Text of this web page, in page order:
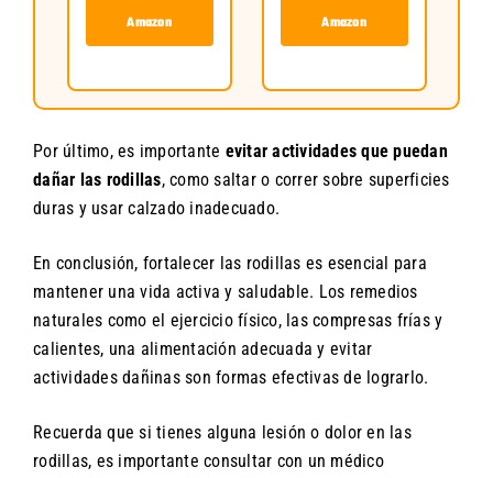
Amazon
Amazon
Por último, es importante evitar actividades que puedan
dañar las rodillas, como saltar o correr sobre superficies
duras y usar calzado inadecuado.
En conclusión, fortalecer las rodillas es esencial para
mantener una vida activa y saludable. Los remedios
naturales como el ejercicio físico, las compresas frías y
calientes, una alimentación adecuada y evitar
actividades dañinas son formas efectivas de lograrlo.
Recuerda que si tienes alguna lesión o dolor en las
rodillas, es importante consultar con un médico